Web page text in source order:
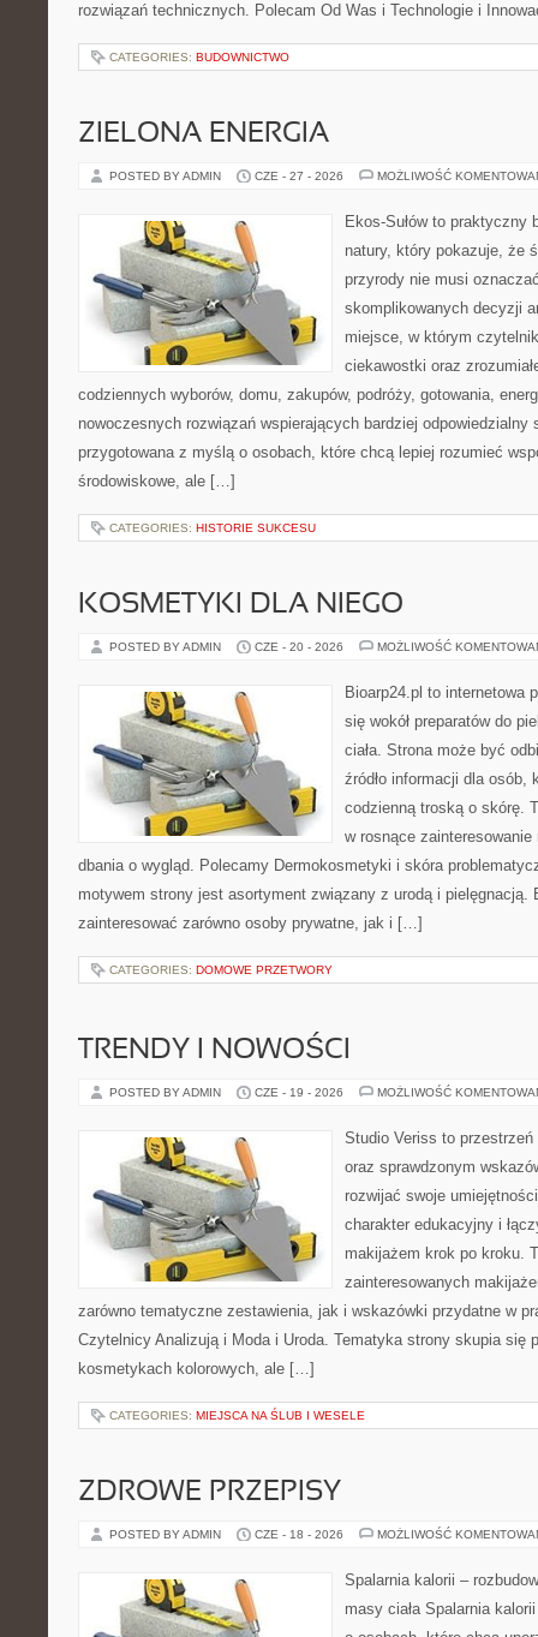
rozwiązań technicznych. Polecam Od Was i Technologie i
CATEGORIES: BUDOWNICTWO
ZIELONA ENERGIA
POSTED BY ADMIN CZE - 27 - 2026 MOŻLIWOŚĆ
Ekos-Sułów to praktyczny
natury, który pokazuje, że
przyrody nie musi
skomplikowanych decyzji
miejsce, w którym
ciekawostki oraz
codziennych wyborów, domu, zakupów, podróży, gotowania,
nowoczesnych rozwiązań wspierających bardziej odpowiedzialny
przygotowana z myślą o osobach, które chcą lepiej rozumieć
środowiskowe, ale […]
CATEGORIES: HISTORIE SUKCESU
KOSMETYKI DLA NIEGO
POSTED BY ADMIN CZE - 20 - 2026 MOŻLIWOŚĆ
Bioarp24.pl to internetowa
się wokół preparatów do
ciała. Strona może być
źródło informacji dla osób,
codzienną troską o skórę.
w rosnące
dbania o wygląd. Polecamy Dermokosmetyki i skóra
motywem strony jest asortyment związany z urodą i pielęgnacją.
zainteresować zarówno osoby prywatne, jak i […]
CATEGORIES: DOMOWE PRZETWORY
TRENDY I NOWOŚCI
POSTED BY ADMIN CZE - 19 - 2026 MOŻLIWOŚĆ
Studio Veriss to
oraz sprawdzonym
rozwijać swoje
charakter edukacyjny i
makijażem krok po kroku.
zainteresowanych
zarówno tematyczne zestawienia, jak i wskazówki przydatne w
Czytelnicy Analizują i Moda i Uroda. Tematyka strony skupia się
kosmetykach kolorowych, ale […]
CATEGORIES: MIEJSCA NA ŚLUB I WESELE
ZDROWE PRZEPISY
POSTED BY ADMIN CZE - 18 - 2026 MOŻLIWOŚĆ
Spalarnia kalorii –
masy ciała Spalarnia